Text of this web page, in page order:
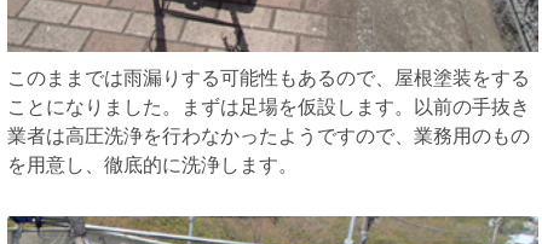
このままでは雨漏りする可能性もあるので、屋根塗装をする
ことになりました。まずは足場を仮設します。以前の手抜き
業者は高圧洗浄を行わなかったようですので、業務用のもの
を用意し、徹底的に洗浄します。